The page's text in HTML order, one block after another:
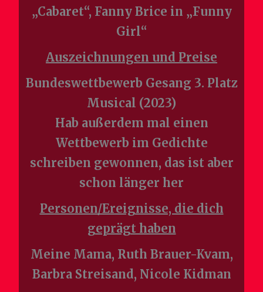
„Cabaret“, Fanny Brice in „Funny
Girl“
Auszeichnungen und Preise
Bundeswettbewerb Gesang 3. Platz
Musical (2023)
Hab außerdem mal einen
Wettbewerb im Gedichte
schreiben gewonnen, das ist aber
schon länger her
Personen/Ereignisse, die dich
geprägt haben
Meine Mama, Ruth Brauer-Kvam,
Barbra Streisand, Nicole Kidman